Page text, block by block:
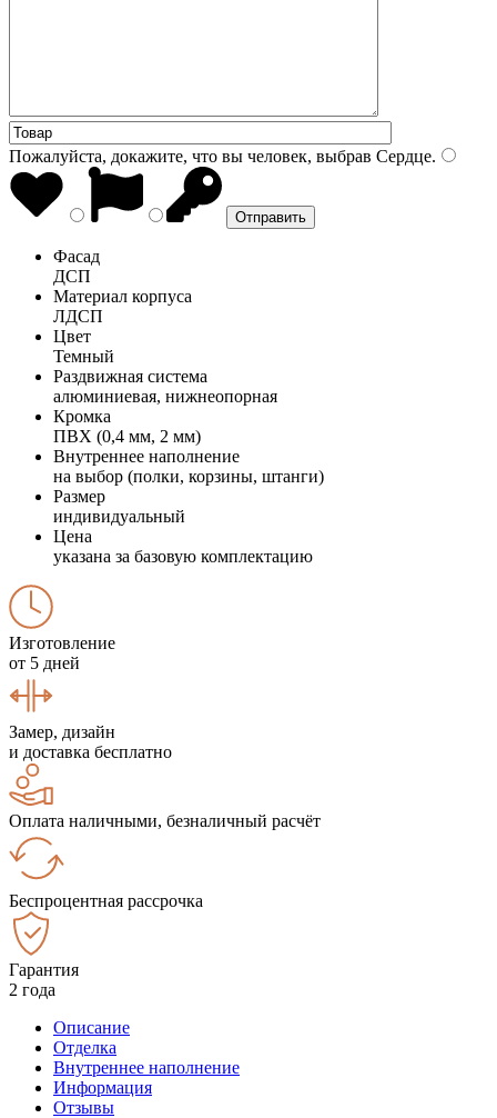
Пожалуйста, докажите, что вы человек, выбрав Сердце.
Фасад
ДСП
Материал корпуса
ЛДСП
Цвет
Темный
Раздвижная система
алюминиевая, нижнеопорная
Кромка
ПВХ (0,4 мм, 2 мм)
Внутреннее наполнение
на выбор (полки, корзины, штанги)
Размер
индивидуальный
Цена
указана за базовую комплектацию
Изготовление
от 5 дней
Замер, дизайн
и доставка бесплатно
Оплата наличными, безналичный расчёт
Беспроцентная рассрочка
Гарантия
2 года
Описание
Отделка
Внутреннее наполнение
Информация
Отзывы